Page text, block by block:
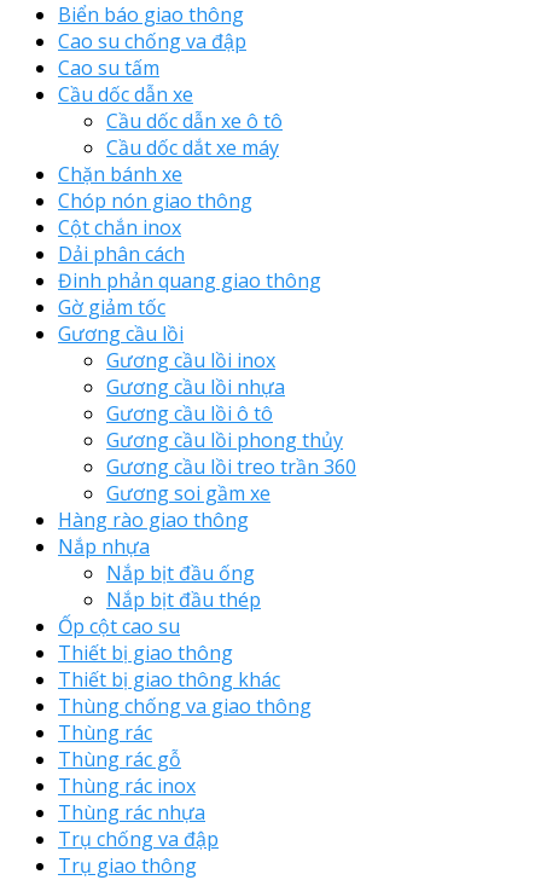
Biển báo giao thông
Cao su chống va đập
Cao su tấm
Cầu dốc dẫn xe
Cầu dốc dẫn xe ô tô
Cầu dốc dắt xe máy
Chặn bánh xe
Chóp nón giao thông
Cột chắn inox
Dải phân cách
Đinh phản quang giao thông
Gờ giảm tốc
Gương cầu lồi
Gương cầu lồi inox
Gương cầu lồi nhựa
Gương cầu lồi ô tô
Gương cầu lồi phong thủy
Gương cầu lồi treo trần 360
Gương soi gầm xe
Hàng rào giao thông
Nắp nhựa
Nắp bịt đầu ống
Nắp bịt đầu thép
Ốp cột cao su
Thiết bị giao thông
Thiết bị giao thông khác
Thùng chống va giao thông
Thùng rác
Thùng rác gỗ
Thùng rác inox
Thùng rác nhựa
Trụ chống va đập
Trụ giao thông